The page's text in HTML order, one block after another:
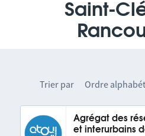
Saint-
Trier par Ordre
Agrégat des
et interurbains